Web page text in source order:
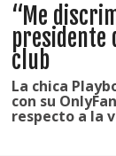
“Me
presidente
club
La chica
con su
respecto a la